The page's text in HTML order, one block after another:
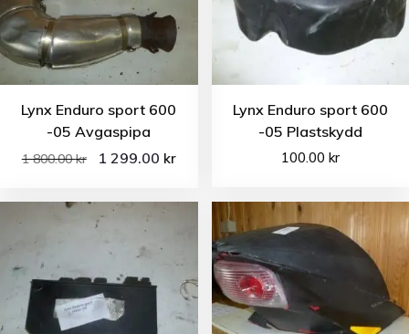
Lynx Enduro sport 600
-05 Avgaspipa
1 800.00kr 1 299.00 kr
Lynx Enduro sport 600
-05 Plastskydd
100.00 kr